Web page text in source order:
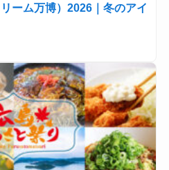
ーム万博）2026｜冬のアイ